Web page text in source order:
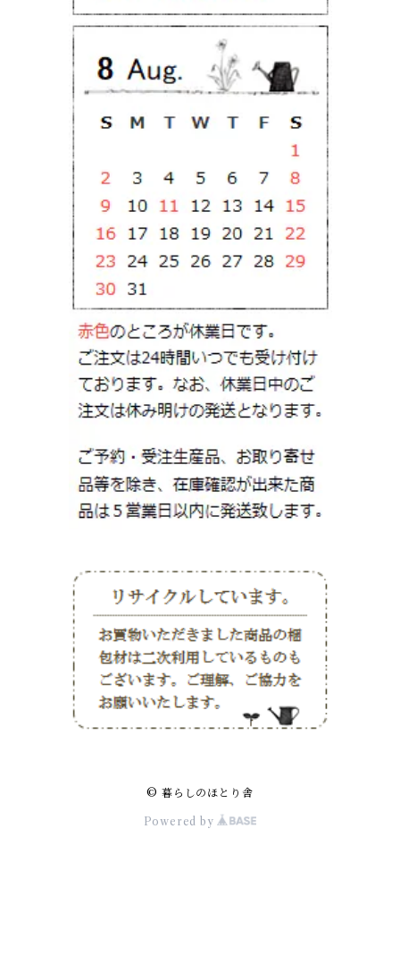
© 暮らしのほとり舎
Powered by